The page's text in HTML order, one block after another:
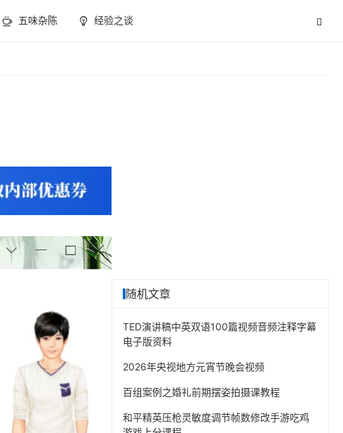
五味杂陈 经验之谈
随机文章
TED演讲稿中英双语100篇视频音频注释字幕
电子版资料
2026年央视地方元宵节晚会视频
百组案例之婚礼前期摆姿拍摄课教程
和平精英压枪灵敏度调节帧数修改手游吃鸡